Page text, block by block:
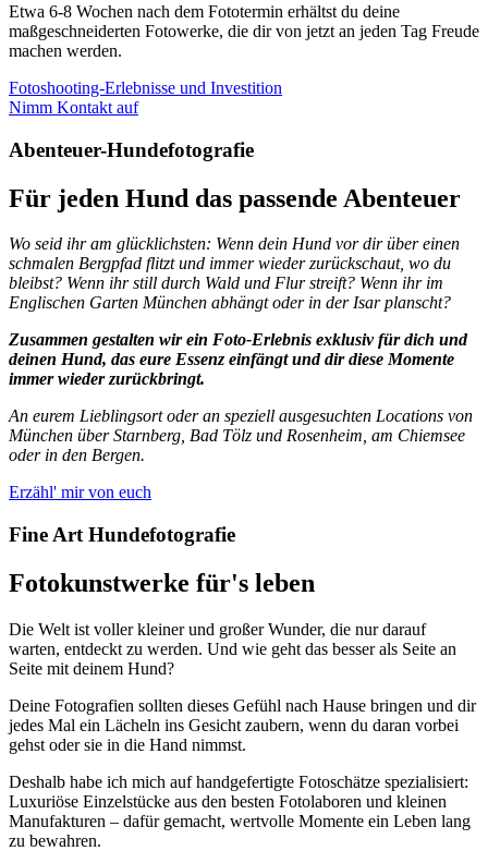
Etwa 6-8 Wochen nach dem Fototermin erhältst du deine
maßgeschneiderten Fotowerke, die dir von jetzt an jeden Tag Freude
machen werden.
Fotoshooting-Erlebnisse und Investition
Nimm Kontakt auf
Abenteuer-Hundefotografie
Für jeden Hund das passende Abenteuer
Wo seid ihr am glücklichsten: Wenn dein Hund vor dir über einen
schmalen Bergpfad flitzt und immer wieder zurückschaut, wo du
bleibst? Wenn ihr still durch Wald und Flur streift? Wenn ihr im
Englischen Garten München abhängt oder in der Isar planscht?
Zusammen gestalten wir ein Foto-Erlebnis exklusiv für dich und
deinen Hund, das eure Essenz einfängt und dir diese Momente
immer wieder zurückbringt.
An eurem Lieblingsort oder an speziell ausgesuchten Locations von
München über Starnberg, Bad Tölz und Rosenheim, am Chiemsee
oder in den Bergen.
Erzähl' mir von euch
Fine Art Hundefotografie
Fotokunstwerke für's leben
Die Welt ist voller kleiner und großer Wunder, die nur darauf
warten, entdeckt zu werden. Und wie geht das besser als Seite an
Seite mit deinem Hund?
Deine Fotografien sollten dieses Gefühl nach Hause bringen und dir
jedes Mal ein Lächeln ins Gesicht zaubern, wenn du daran vorbei
gehst oder sie in die Hand nimmst.
Deshalb habe ich mich auf handgefertigte Fotoschätze spezialisiert:
Luxuriöse Einzelstücke aus den besten Fotolaboren und kleinen
Manufakturen – dafür gemacht, wertvolle Momente ein Leben lang
zu bewahren.